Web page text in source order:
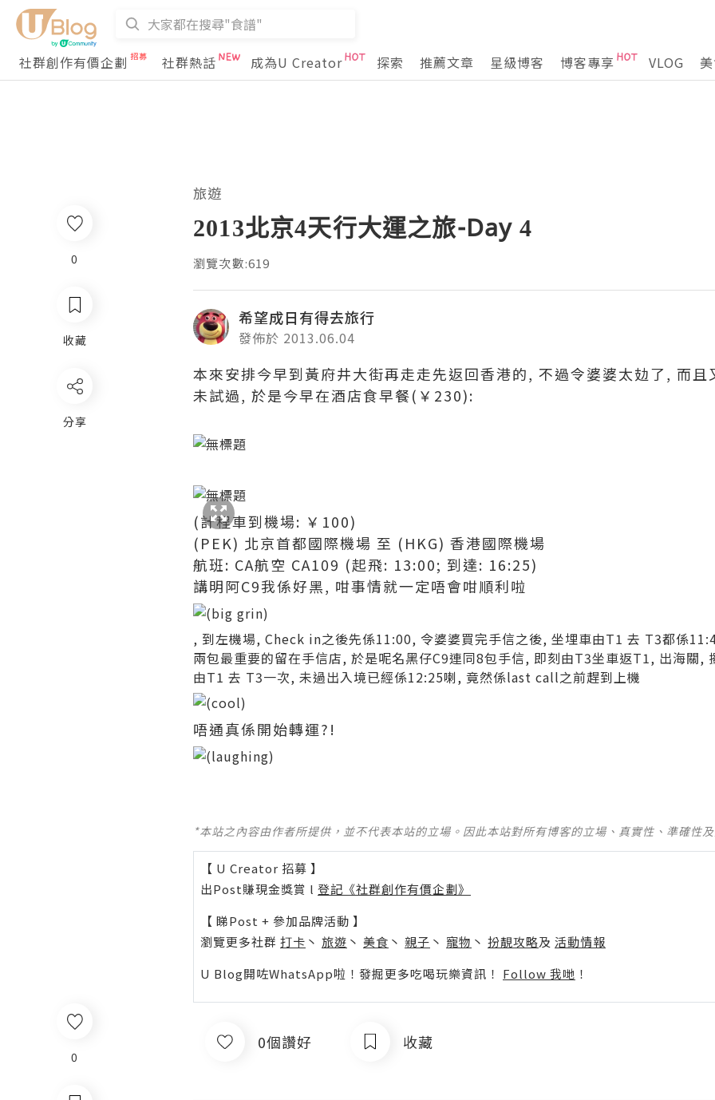
社群創作有價企劃 社群熱話 成為U Creator 探索 推薦文章 星級博客 博客專享 VLOG
0
旅遊
2013北京4天行大運之旅-Day 4
瀏覽次數:619
希望成日有得去旅行
發佈於 2013.06.04
本來安排今早到黃府井大街再走走先返回香港的, 不過令婆婆太攰了, 而
未試過, 於是今早在酒店食早餐(￥230):
(計程車到機場: ￥100)
(PEK) 北京首都國際機場 至 (HKG) 香港國際機場
航班: CA航空 CA109 (起飛: 13:00; 到達: 16:25)
講明阿C9我係好黑, 咁事情就一定唔會咁順利啦
, 到左機場, Check in之後先係11:00, 令婆婆買完手信之後, 坐埋車由T1 去 T3都係
兩包最重要的留在手信店, 於是呢名黑仔C9連同8包手信, 即刻由T3坐車返T1, 出海關,
由T1 去 T3一次, 未過出入境已經係12:25喇, 竟然係last call之前趕到上機
唔通真係開始轉運?!
*本站之內容由作者所提供，並不代表本站的立場。因此本站對所有博客的立場、真實性、準確性
【 U Creator 招募 】
出Post賺現金獎賞 l 登記《社群創作有價企劃》
【 睇Post + 參加品牌活動 】
瀏覽更多社群 打卡 丶 旅遊 丶 美食 丶 親子 丶 寵物 丶 扮靚攻略及 活動情報
U Blog開咗WhatsApp啦！發掘更多吃喝玩樂資訊！ Follow 我哋 ！
0個讚好 收藏
0
收藏
分享